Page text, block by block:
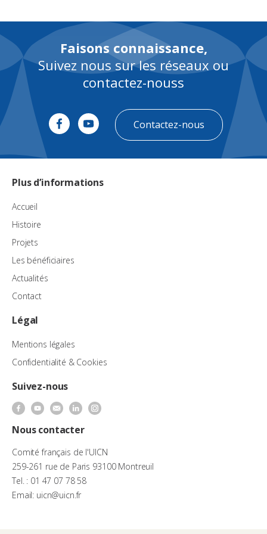
Faisons connaissance,
Suivez nous sur les réseaux ou
contactez-nouss
Contactez-nous
Plus d’informations
Accueil
Histoire
Projets
Les bénéficiaires
Actualités
Contact
Légal
Mentions légales
Confidentialité & Cookies
Suivez-nous
Nous contacter
Comité français de l'UICN
259-261 rue de Paris 93100 Montreuil
Tel. : 01 47 07 78 58
Email: uicn@uicn.fr